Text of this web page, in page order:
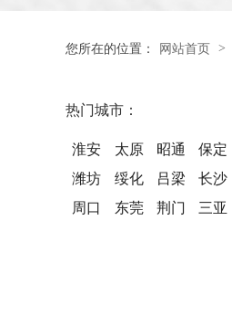
您所在的位置： 网站首页 >
热门城市：
淮安 太原 昭通 保定
潍坊
绥化 吕梁 长沙
周口
东莞 荆门 三亚